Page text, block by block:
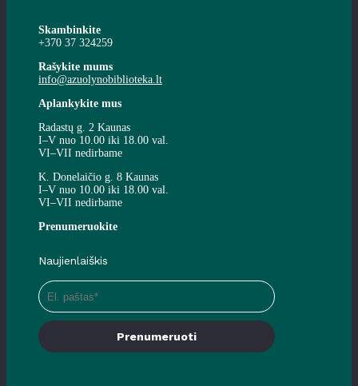
Skambinkite
+370 37 324259
Rašykite mums
info@azuolynobiblioteka.lt
Aplankykite mus
Radastų g. 2 Kaunas
I–V nuo 10.00 iki 18.00 val.
VI–VII nedirbame
K. Donelaičio g. 8 Kaunas
I–V nuo 10.00 iki 18.00 val.
VI–VII nedirbame
Prenumeruokite
Naujienlaiškis
Prenumeruoti